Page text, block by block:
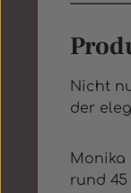
Nicht
der
Monika
rund